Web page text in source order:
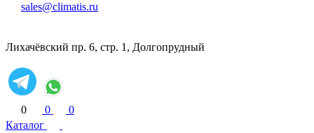
sales@climatis.ru
Лихачёвский пр. 6, стр. 1, Долгопрудный
0 0
0
Каталог